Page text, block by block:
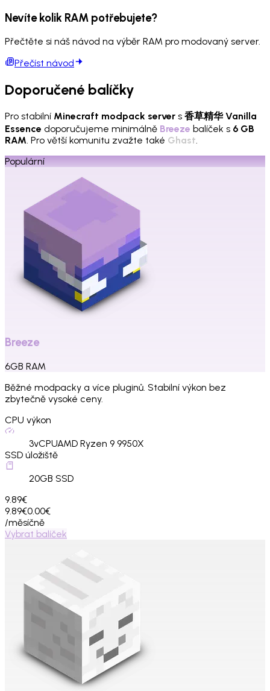
Nevíte kolik RAM potřebujete?
Přečtěte si náš návod na výběr RAM pro modovaný server.
Přečíst návod
Doporučené balíčky
Pro stabilní Minecraft modpack server s 香草精华 Vanilla
Essence doporučujeme minimálně Breeze balíček s 6 GB
RAM. Pro větší komunitu zvažte také Ghast.
Populární
Breeze
6GB RAM
Běžné modpacky a více pluginů. Stabilní výkon bez
zbytečně vysoké ceny.
CPU výkon
3vCPUAMD Ryzen 9 9950X
SSD úložiště
20GB SSD
9.89€
9.89€0.00€
/měsíčně
Vybrat balíček